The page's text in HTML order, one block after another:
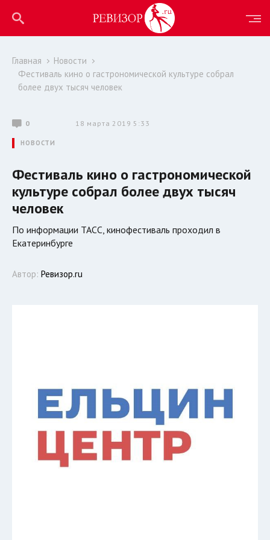
Главная
Новости
Фестиваль кино о гастрономической культуре собрал
более двух тысяч человек
0 18 марта 2019 5:33
НОВОСТИ
Фестиваль кино о гастрономической
культуре собрал более двух тысяч
человек
По информации ТАСС, кинофестиваль проходил в
Екатеринбурге
Автор: Ревизор.ru